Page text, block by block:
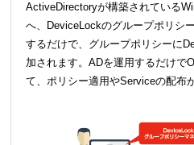
ActiveDirectoryが構築されている
へ、DeviceLockのグループポリシ
するだけで、グループポリシーに
加されます。ADを運用するだけで
て、ポリシー適用やServiceの配布